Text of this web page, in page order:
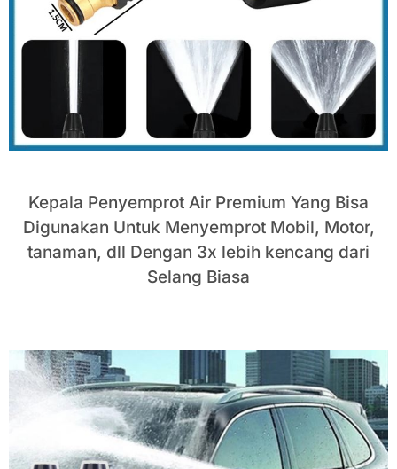
Kepala Penyemprot Air Premium Yang Bisa
Digunakan Untuk Menyemprot Mobil, Motor,
tanaman, dll Dengan 3x lebih kencang dari
Selang Biasa